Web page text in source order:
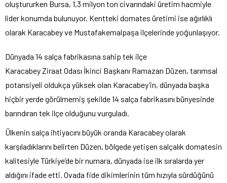
oluştururken Bursa, 1,3 milyon ton civarındaki üretim hacmiyle
lider konumda bulunuyor. Kentteki domates üretimi ise ağırlıklı
olarak Karacabey ve Mustafakemalpaşa ilçelerinde yoğunlaşıyor.
Dünyada 14 salça fabrikasına sahip tek ilçe
Karacabey Ziraat Odası İkinci Başkanı Ramazan Düzen, tarımsal
potansiyeli oldukça yüksek olan Karacabey’in, dünyada başka
hiçbir yerde görülmemiş şekilde 14 salça fabrikasını bünyesinde
barındıran tek ilçe olduğunu vurguladı.
Ülkenin salça ihtiyacını büyük oranda Karacabey olarak
karşıladıklarını belirten Düzen, bölgede yetişen salçalık domatesin
kalitesiyle Türkiye’de bir numara, dünyada ise ilk sıralarda yer
aldığını ifade etti. Ovada fide dikimlerinin tüm hızıyla sürdüğünü